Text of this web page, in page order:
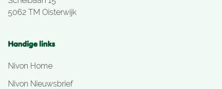
5062 TM Oisterwijk
Handige links
Nivon Home
Nivon Nieuwsbrief